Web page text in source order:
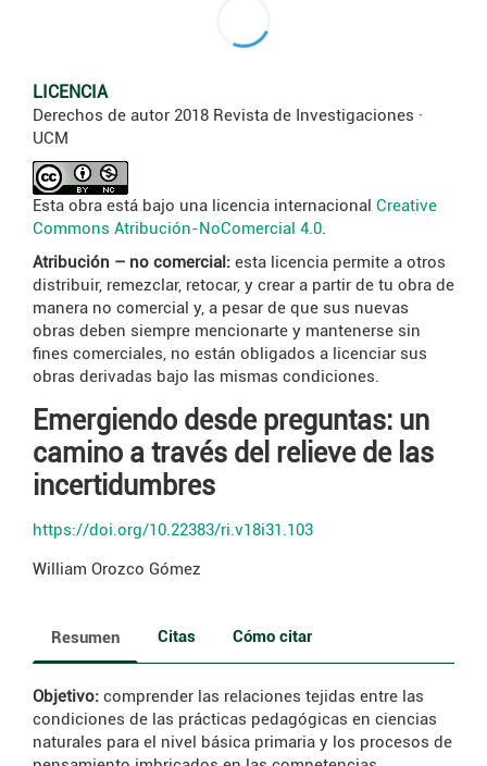
LICENCIA
Derechos de autor 2018 Revista de Investigaciones ·
UCM
Esta obra está bajo una licencia internacional Creative
Commons Atribución-NoComercial 4.0.
Atribución – no comercial: esta licencia permite a otros
distribuir, remezclar, retocar, y crear a partir de tu obra de
manera no comercial y, a pesar de que sus nuevas
obras deben siempre mencionarte y mantenerse sin
fines comerciales, no están obligados a licenciar sus
obras derivadas bajo las mismas condiciones.
Emergiendo desde preguntas: un
camino a través del relieve de las
incertidumbres
https://doi.org/10.22383/ri.v18i31.103
William Orozco Gómez
Resumen Citas Cómo citar
Objetivo: comprender las relaciones tejidas entre las
condiciones de las prácticas pedagógicas en ciencias
naturales para el nivel básica primaria y los procesos de